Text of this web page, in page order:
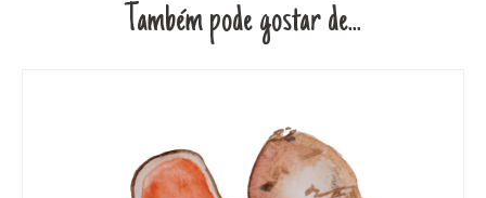
Também pode gostar de...